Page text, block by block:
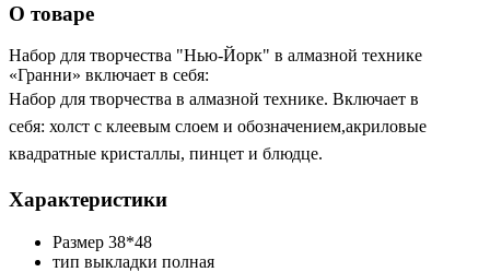
О товаре
Набор для творчества "Нью-Йорк" в алмазной технике
«Гранни» включает в себя:
Набор для творчества в алмазной технике. Включает в
себя: холст с клеевым слоем и обозначением,акриловые
квадратные кристаллы, пинцет и блюдце.
Характеристики
Размер 38*48
тип выкладки полная